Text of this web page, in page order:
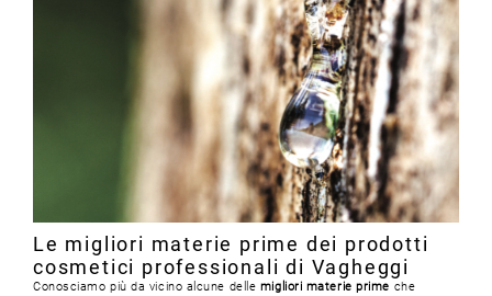
Le migliori materie prime dei prodotti
cosmetici professionali di Vagheggi
Conosciamo più da vicino alcune delle migliori materie prime che